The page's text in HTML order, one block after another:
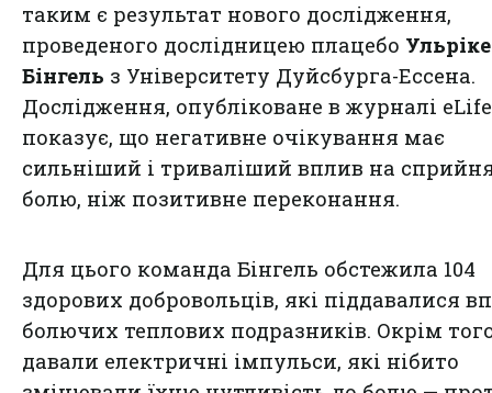
таким є результат нового дослідження,
проведеного дослідницею плацебо Ульріке
Бінгель з Університету Дуйсбурга-Ессена.
Дослідження, опубліковане в журналі
показує, що негативне очікування має
сильніший і триваліший вплив на
болю, ніж позитивне переконання.
Для цього команда Бінгель обстежила 104
здорових добровольців, які піддавалися
болючих теплових подразників. Окрім
давали електричні імпульси, які нібито